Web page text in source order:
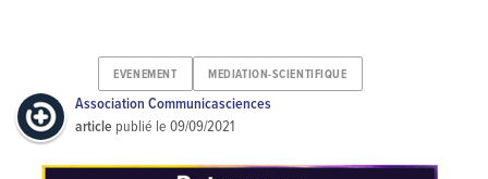
EVENEMENT MEDIATION-SCIENTIFIQUE
Association Communicasciences
article publié le09/09/2021